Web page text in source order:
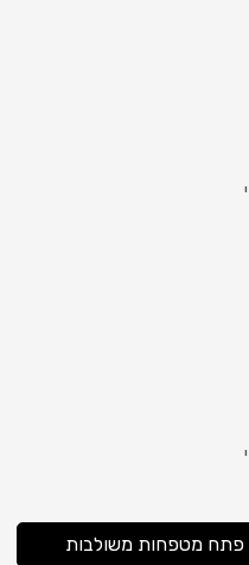
פתח מטפחות משולבות